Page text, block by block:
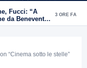
Fucci: “A
da Benevento
3 ORE FA
“Cinema sotto le stelle”